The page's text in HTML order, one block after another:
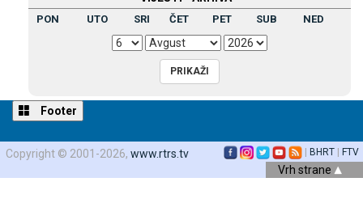
PON UTO SRI ČET PET SUB NED
Footer
Copyright © 2001-2026, www.rtrs.tv | BHRT | FTV
Vrh strane